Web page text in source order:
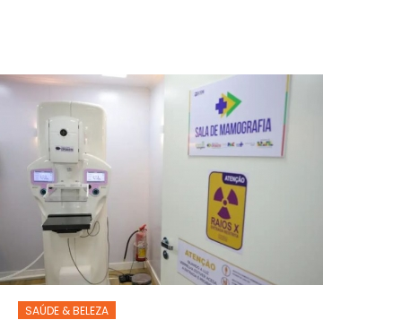
SAÚDE & BELEZA